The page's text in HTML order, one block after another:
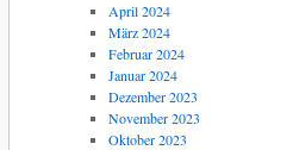
April 2024
März 2024
Februar 2024
Januar 2024
Dezember 2023
November 2023
Oktober 2023